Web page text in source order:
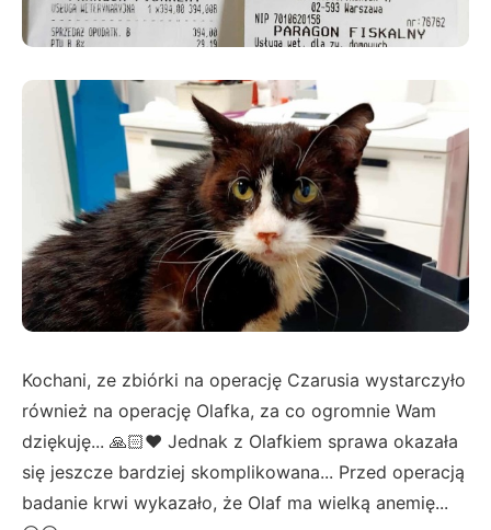
Kochani, ze zbiórki na operację Czarusia wystarczyło
również na operację Olafka, za co ogromnie Wam
dziękuję... 🙏🏻❤️ Jednak z Olafkiem sprawa okazała
się jeszcze bardziej skomplikowana... Przed operacją
badanie krwi wykazało, że Olaf ma wielką anemię...